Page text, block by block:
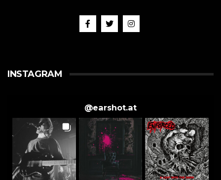
INSTAGRAM
@earshot.at